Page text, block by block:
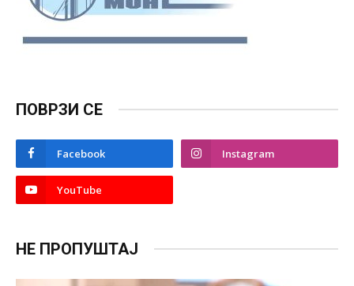
ПОВРЗИ СЕ
Facebook Instagram
YouTube
НЕ ПРОПУШТАЈ